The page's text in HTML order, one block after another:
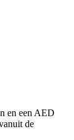
en een AED
de